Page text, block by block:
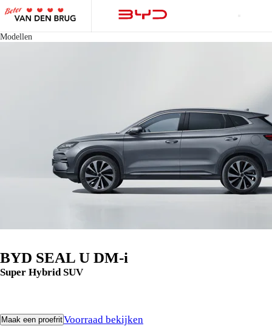
Modellen
BYD SEAL U DM-i
Super Hybrid SUV
Maak een proefritVoorraad bekijken